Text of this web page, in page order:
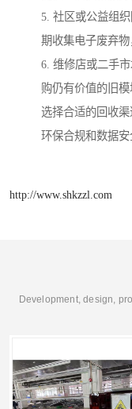
5. 社区或公益组
期收集电子废弃
6. 维修店或二手
购仍有价值的旧
选择合适的回收
环保合规和数据安
http://www.shkzzl.com
Development, design,